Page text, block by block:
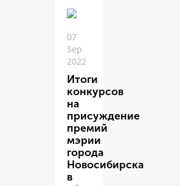
07
Sep
2022
Итоги
конкурсов
на
присуждение
премий
мэрии
города
Новосибирска
в